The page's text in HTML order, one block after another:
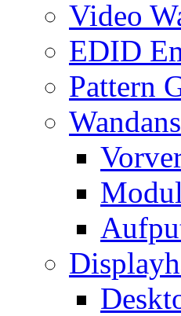
Video
EDID
Pattern